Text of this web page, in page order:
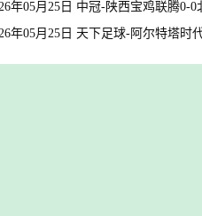
年05月25日 中冠-陕西宝鸡联腾0-
年05月25日 天下足球-阿尔特塔时